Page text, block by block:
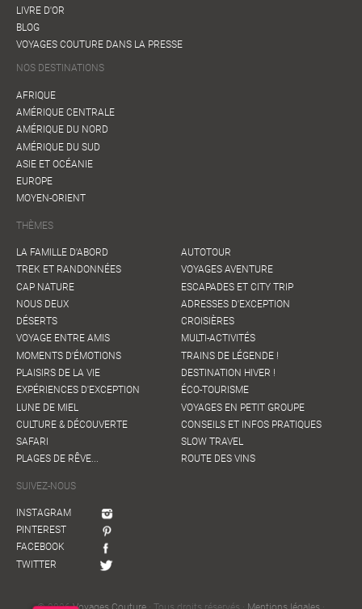
LIVRE D'OR
BLOG
VOYAGES COUTURE DANS LA PRESSE
NOS DESTINATIONS
AFRIQUE
AMÉRIQUE CENTRALE
AMÉRIQUE DU NORD
AMÉRIQUE DU SUD
ASIE ET OCÉANIE
EUROPE
MOYEN-ORIENT
THÈMES
LA FAMILLE D'ABORD
TREK ET RANDONNÉES
CAP NATURE
NOUS DEUX
DÉSERTS
VOYAGE ENTRE AMIS
MOMENTS D'ÉMOTIONS
PLAISIRS DE LA VIE
EXPÉRIENCES D'EXCEPTION
LUNE DE MIEL
CULTURE & DÉCOUVERTE
SAFARI
PLAGES DE RÊVE...
AUTOTOUR
VOYAGES AVENTURE
ESCAPADES ET CITY TRIP
ADRESSES D'EXCEPTION
CROISIÈRES
MULTI-ACTIVITÉS
TRAINS DE LÉGENDE !
DESTINATION HIVER !
ÉCO-TOURISME
VOYAGES EN PETIT GROUPE
CONSEILS ET INFOS PRATIQUES
SLOW TRAVEL
ROUTE DES VINS
SUIVEZ-NOUS
INSTAGRAM
PINTEREST
FACEBOOK
TWITTER